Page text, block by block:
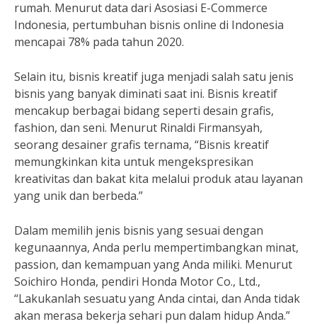
rumah. Menurut data dari Asosiasi E-Commerce
Indonesia, pertumbuhan bisnis online di Indonesia
mencapai 78% pada tahun 2020.
Selain itu, bisnis kreatif juga menjadi salah satu jenis
bisnis yang banyak diminati saat ini. Bisnis kreatif
mencakup berbagai bidang seperti desain grafis,
fashion, dan seni. Menurut Rinaldi Firmansyah,
seorang desainer grafis ternama, “Bisnis kreatif
memungkinkan kita untuk mengekspresikan
kreativitas dan bakat kita melalui produk atau layanan
yang unik dan berbeda.”
Dalam memilih jenis bisnis yang sesuai dengan
kegunaannya, Anda perlu mempertimbangkan minat,
passion, dan kemampuan yang Anda miliki. Menurut
Soichiro Honda, pendiri Honda Motor Co., Ltd.,
“Lakukanlah sesuatu yang Anda cintai, dan Anda tidak
akan merasa bekerja sehari pun dalam hidup Anda.”